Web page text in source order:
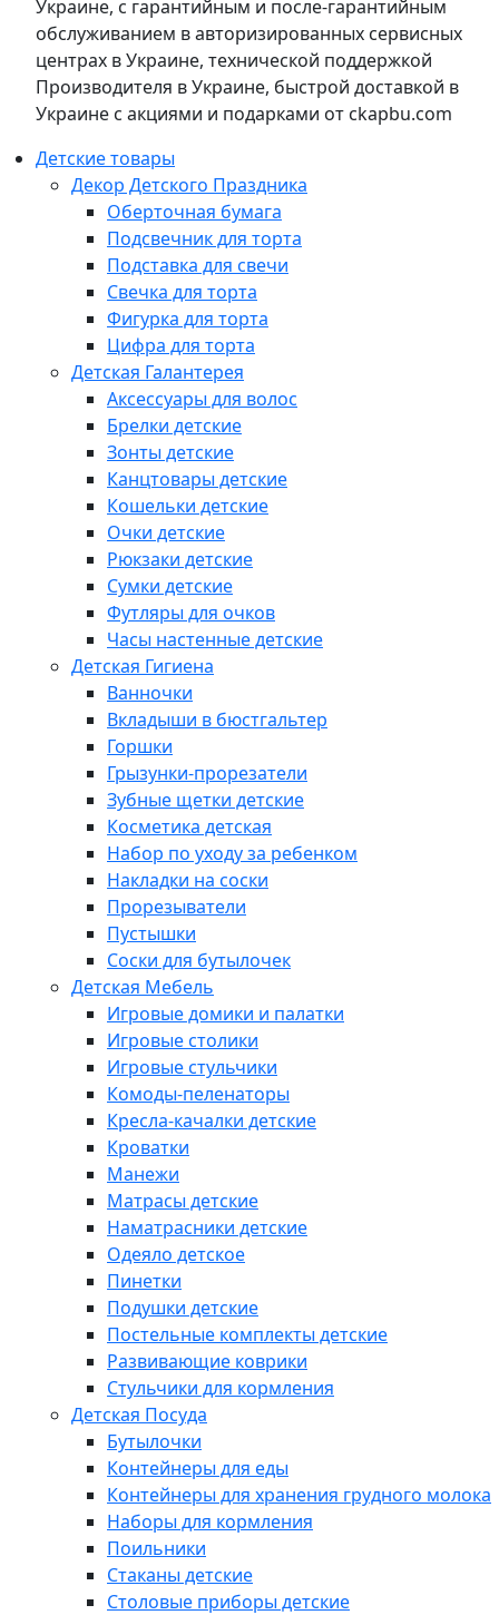
Украине, с гарантийным и после-гарантийным
обслуживанием в авторизированных сервисных
центрах в Украине, технической поддержкой
Производителя в Украине, быстрой доставкой в
Украине с акциями и подарками от ckapbu.com
Детские товары
Декор Детского Праздника
Оберточная бумага
Подсвечник для торта
Подставка для свечи
Свечка для торта
Фигурка для торта
Цифра для торта
Детская Галантерея
Аксессуары для волос
Брелки детские
Зонты детские
Канцтовары детские
Кошельки детские
Очки детские
Рюкзаки детские
Сумки детские
Футляры для очков
Часы настенные детские
Детская Гигиена
Ванночки
Вкладыши в бюстгальтер
Горшки
Грызунки-прорезатели
Зубные щетки детские
Косметика детская
Набор по уходу за ребенком
Накладки на соски
Прорезыватели
Пустышки
Соски для бутылочек
Детская Мебель
Игровые домики и палатки
Игровые столики
Игровые стульчики
Комоды-пеленаторы
Кресла-качалки детские
Кроватки
Манежи
Матрасы детские
Наматрасники детские
Одеяло детское
Пинетки
Подушки детские
Постельные комплекты детские
Развивающие коврики
Стульчики для кормления
Детская Посуда
Бутылочки
Контейнеры для еды
Контейнеры для хранения грудного молока
Наборы для кормления
Поильники
Стаканы детские
Столовые приборы детские